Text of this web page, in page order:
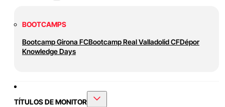
BOOTCAMPS
Bootcamp Girona FCBootcamp Real Valladolid CFDépor
Knowledge Days
TÍTULOS DE MONITOR